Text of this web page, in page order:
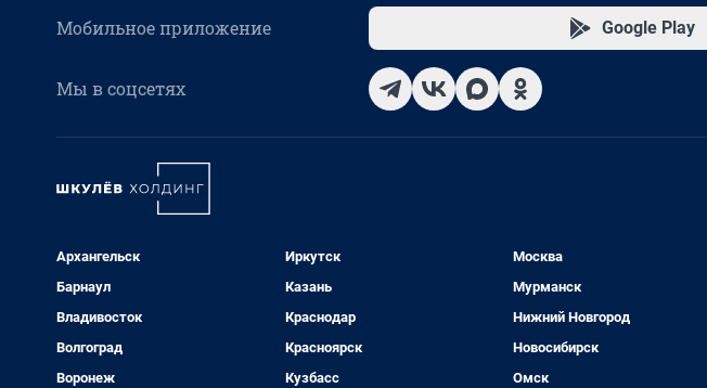
Мобильное приложение Google Play
Мы в соцсетях
Архангельск
Барнаул
Владивосток
Волгоград
Воронеж
Иркутск
Казань
Краснодар
Красноярск
Кузбасс
Москва
Мурманск
Нижний Новгород
Новосибирск
Омск